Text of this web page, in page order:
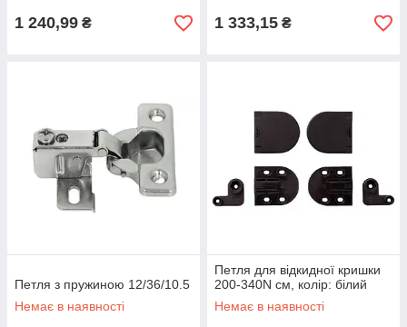
1 240,99 ₴ 1 333,15 ₴
Петля з пружиною 12/36/10.5
Немає в наявності
Петля для відкидної кришки
200-340N см, колір: білий
Немає в наявності